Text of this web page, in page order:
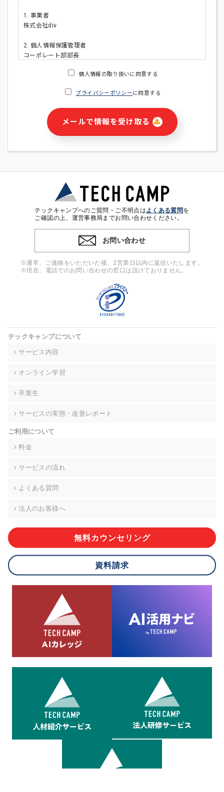
1. 事業者
株式会社div
2. 個人情報保護管理者
コーポレート部部長
・ご請求された資料の送付のため
・本サービス及び本サービスに関連する情報(当社及び第三者の
サービス又は商品等の広告配信・宣伝を含みますが、それらに
・個人(法人の場合は担当者)を識別できない形式に加工した統
計情報の作成および利用
※上記の利用目的に基づいた本人への連絡及び配信について
4. 個人情報の第三者提供
ンをとるために、氏名等の一部の情報をサービス内で使用する
チャットツールで発信することにより、本サービスの他の利用
者等に提供することがあります。
当社は事業運営上、前項利用目的の範囲に限って個人情報を外
高い委託先を選定し、個人情報の適正管理・機密保持について
個人情報の開示等(利用目的の通知、開示、内容の訂正・追加・
て、下記の当社問合わせ窓口に申し出ることができます。その
的な期間内に対応いたします。ただし、申請が本人確認が不可
により、ご希望に添えない場合があります。 なお、アクセスロ
グなどの個人情報以外の情報については、原則として開示等は
株式会社div 個人情報問合せ窓口
メールアドレス:privacy_policy@di-v.co.jp
ご本人様が当社に個人情報を提供されるかどうかは任意による
応ができない場合があります。
8.cookieにより取得・分析した情報とその利用について
当社は第三者が運営するデータ・マネジメント・プラットフォ
ームからcookieにより収集されたウェブの閲覧機歴及びその分
析結果を取得し、これをお客様の個人データと結びつけた上
で、広告配信等の目的で利用いたします。
個人情報の取り扱いに同意する
プライバシーポリシーに同意する
メールで情報を受け取る
テックキャンプへのご質問・ご不明点はよくある質問を
ご確認の上、運営事務局までお問い合わせください。
お問い合わせ
※通常、ご連絡をいただいた後、2営業日以内に返信いたします。
※現在、電話でのお問い合わせの窓口は設けておりません。
テックキャンプについて
サービス内容
オンライン学習
卒業生
サービスの実態・改善レポート
ご利用について
料金
サービスの流れ
よくある質問
法人のお客様へ
無料カウンセリング
資料請求